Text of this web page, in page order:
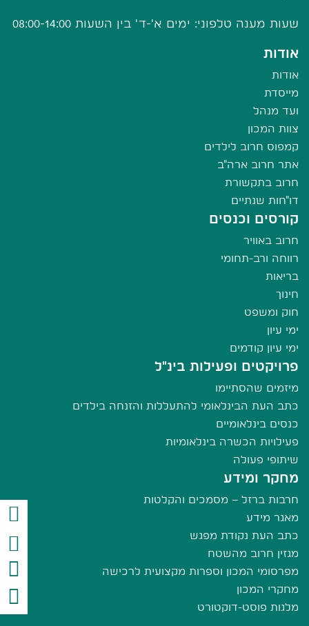
שעות מענה טלפוני: ימים א'-ד' בין השעות 08:00-14:00
אודות
אודות
מייסדת
ועד מנהל
צוות המכון
קמפוס חרוב לילדים
אתר חרוב ארה"ב
חרוב בתקשורת
דו"חות שנתיים
קורסים וכנסים
חרוב באוויר
רווחה ורב-תחומי
בריאות
חינוך
חוק ומשפט
ימי עיון
ימי עיון קודמים
פרויקטים ופעילות בינ"ל
מיזמים שהסתיימו
כתב העת הבינלאומי להתעללות והזנחה בילדים
כנסים בינלאומיים
פעילויות הכשרה בינלאומיות
שיתופי פעולה
מחקר ומידע
חרבות ברזל – מסמכים והקלטות
מאגר מידע
כתב העת נקודת מפגש
מגזין חרוב מהשטח
מפרסומי המכון וספרות מקצועית לרכישה
מחקרי המכון
מלגות פוסט-דוקטורט